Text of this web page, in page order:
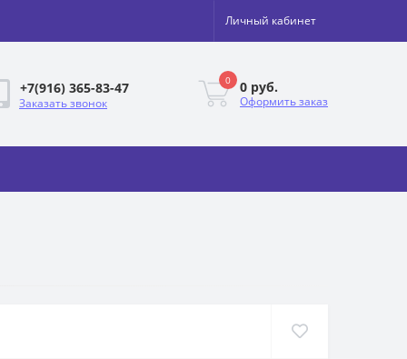
Личный кабинет
+7(916) 365-83-47
Заказать звонок
0 0 руб.
Оформить заказ